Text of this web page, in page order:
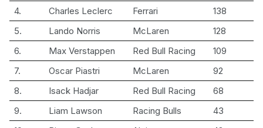
4.
Charles Leclerc Ferrari
138
5.
Lando Norris McLaren
128
6.
Max Verstappen Red Bull Racing
109
7.
Oscar Piastri McLaren
92
8.
Isack Hadjar Red Bull Racing
68
9.
Liam Lawson Racing Bulls
43